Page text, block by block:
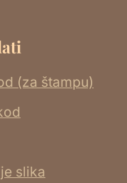
(za štampu)
slika